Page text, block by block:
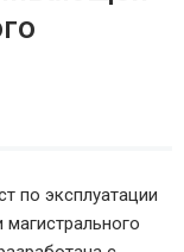
по эксплуатации